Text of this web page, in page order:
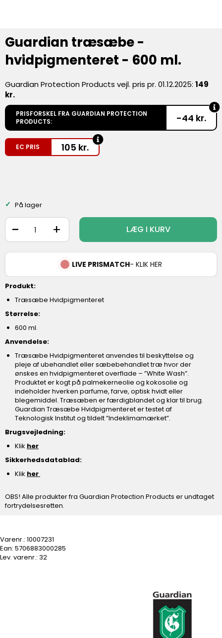
Varenr.: 10007231
Ean: 5706883000285
Lev. varenr.: 32
Guardian træsæbe -
hvidpigmenteret - 600 ml.
Guardian Protection Products vejl. pris pr. 01.12.2025: 149
kr.
PRISFORSKEL FRA GUARDIAN PROTECTION
PRODUCTS:
-44 kr.
EC PRIS 105 kr.
På lager
+
- LÆG I KURV
LIVE PRISMATCH- KLIK HER
Produkt:
Træsæbe Hvidpigmenteret
Størrelse:
600 ml.
Anvendelse:
Træsæbe Hvidpigmenteret anvendes til beskyttelse og
pleje af ubehandlet eller sæbebehandlet træ hvor der
ønskes en hvidpigmenteret overflade – ”White Wash”.
Produktet er kogt på palmekerneolie og kokosolie og
indeholder hverken parfume, farve, optisk hvidt eller
blegemiddel. Træsæben er færdigblandet og klar til brug.
Guardian Træsæbe Hvidpigmenteret er testet af
Teknologisk Institut og tildelt ”Indeklimamærket”.
Brugsvejledning:
Klik her
Sikkerhedsdatablad:
Klik her
OBS! Alle produkter fra Guardian Protection Products er undtaget
fortrydelsesretten.